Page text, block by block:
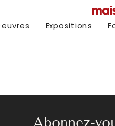
Expositions
Abonnez-